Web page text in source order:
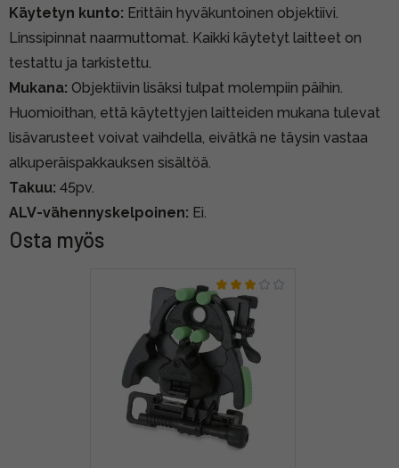
Käytetyn kunto: Erittäin hyväkuntoinen objektiivi.
Linssipinnat naarmuttomat. Kaikki käytetyt laitteet on
testattu ja tarkistettu.
Mukana: Objektiivin lisäksi tulpat molempiin päihin.
Huomioithan, että käytettyjen laitteiden mukana tulevat
lisävarusteet voivat vaihdella, eivätkä ne täysin vastaa
alkuperäispakkauksen sisältöä.
Takuu: 45pv.
ALV-vähennyskelpoinen: Ei.
Osta myös